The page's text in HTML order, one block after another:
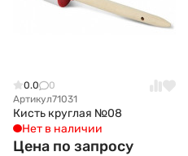
0.0
0
Артикул71031
Кисть круглая №08
Нет в наличии
Цена по запросу